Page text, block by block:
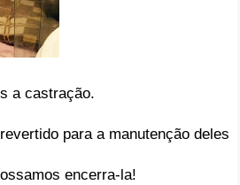
a castração.
para a manutenção deles
encerra-la!